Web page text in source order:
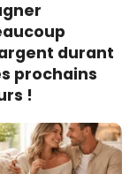
durant
prochains
!